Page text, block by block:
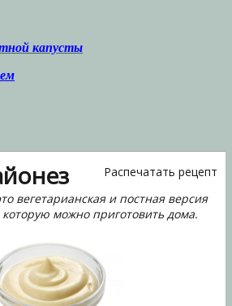
капусты
Распечатать рецепт
вегетарианская и постная версия
которую можно приготовить дома.